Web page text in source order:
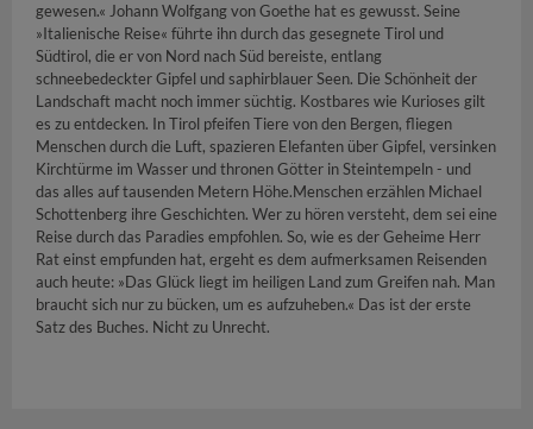
gewesen.« Johann Wolfgang von Goethe hat es gewusst. Seine
»Italienische Reise« führte ihn durch das gesegnete Tirol und
Südtirol, die er von Nord nach Süd bereiste, entlang
schneebedeckter Gipfel und saphirblauer Seen. Die Schönheit der
Landschaft macht noch immer süchtig. Kostbares wie Kurioses gilt
es zu entdecken. In Tirol pfeifen Tiere von den Bergen, fliegen
Menschen durch die Luft, spazieren Elefanten über Gipfel, versinken
Kirchtürme im Wasser und thronen Götter in Steintempeln - und
das alles auf tausenden Metern Höhe.Menschen erzählen Michael
Schottenberg ihre Geschichten. Wer zu hören versteht, dem sei eine
Reise durch das Paradies empfohlen. So, wie es der Geheime Herr
Rat einst empfunden hat, ergeht es dem aufmerksamen Reisenden
auch heute: »Das Glück liegt im heiligen Land zum Greifen nah. Man
braucht sich nur zu bücken, um es aufzuheben.« Das ist der erste
Satz des Buches. Nicht zu Unrecht.